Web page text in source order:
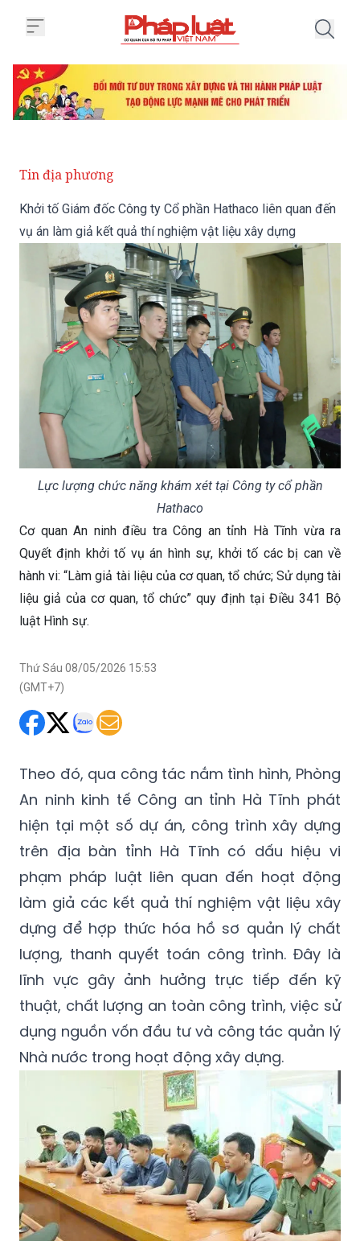
Tin địa phương
Khởi tố Giám đốc Công ty Cổ phần Hathaco liên quan đến
vụ án làm giả kết quả thí nghiệm vật liệu xây dựng
Lực lượng chức năng khám xét tại Công ty cổ phần
Hathaco
Cơ quan An ninh điều tra Công an tỉnh Hà Tĩnh vừa ra
Quyết định khởi tố vụ án hình sự, khởi tố các bị can về
hành vi: “Làm giả tài liệu của cơ quan, tổ chức; Sử dụng tài
liệu giả của cơ quan, tổ chức” quy định tại Điều 341 Bộ
luật Hình sự.
Thứ Sáu 08/05/2026 15:53
(GMT+7)
Theo đó, qua công tác nắm tình hình, Phòng
An ninh kinh tế Công an tỉnh Hà Tĩnh phát
hiện tại một số dự án, công trình xây dựng
trên địa bàn tỉnh Hà Tĩnh có dấu hiệu vi
phạm pháp luật liên quan đến hoạt động
làm giả các kết quả thí nghiệm vật liệu xây
dựng để hợp thức hóa hồ sơ quản lý chất
lượng, thanh quyết toán công trình. Đây là
lĩnh vực gây ảnh hưởng trực tiếp đến kỹ
thuật, chất lượng an toàn công trình, việc sử
dụng nguồn vốn đầu tư và công tác quản lý
Nhà nước trong hoạt động xây dựng.